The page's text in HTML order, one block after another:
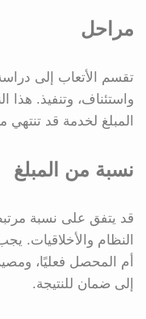
مراحل
تقسم الأتعاب إلى
واستئناف، وتنفيذ. هذا
المبلغ لخدمة قد تنتهي
نسبة من المبلغ
قد يتفق على نسبة
النظام
أم المحصل فعليًا،
إلى ضمان للنتيجة.